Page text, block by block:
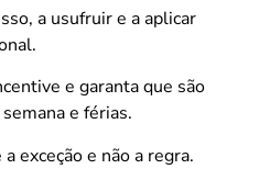
a usufruir e a aplicar
e garanta que são
e férias.
a exceção e não a regra.